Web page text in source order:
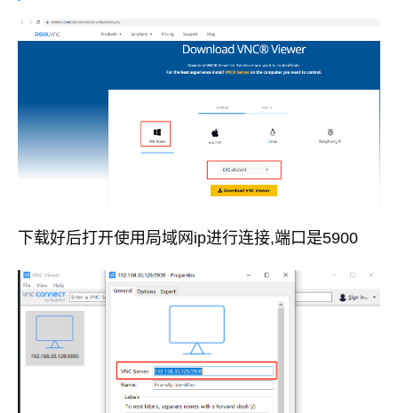
下载好后打开使用局域网ip进行连接,端口是5900